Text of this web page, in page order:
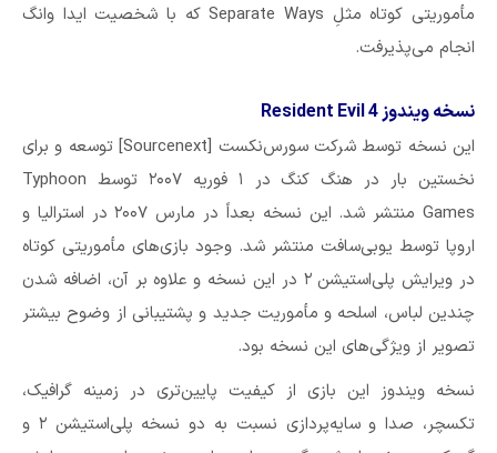
مأموریتی کوتاه مثلِ Separate Ways که با شخصیت ایدا وانگ
انجام می‌پذیرفت.
نسخه ویندوز Resident Evil 4
این نسخه توسط شرکت سورس‌نکست [Sourcenext] توسعه و برای
نخستین بار در هنگ کنگ در ۱ فوریه ۲۰۰۷ توسط Typhoon
Games منتشر شد. این نسخه بعداً در مارس ۲۰۰۷ در استرالیا و
اروپا توسط یوبی‌سافت منتشر شد. وجود بازی‌های مأموریتی کوتاه
در ویرایش پلی‌استیشن ۲ در این نسخه و علاوه بر آن، اضافه شدن
چندین لباس، اسلحه و مأموریت جدید و پشتیبانی از وضوح بیشتر
تصویر از ویژگی‌های این نسخه بود.
نسخه ویندوز این بازی از کیفیت پایین‌تری در زمینه گرافیک،
تکسچر، صدا و سایه‌پردازی نسبت به دو نسخه پلی‌استیشن ۲ و